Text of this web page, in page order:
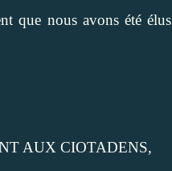
que nous avons été élus
AUX CIOTADENS,